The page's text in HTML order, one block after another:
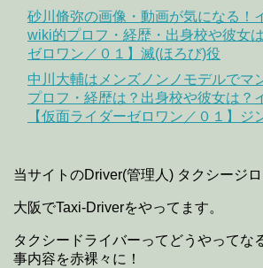
砂川脩弥の画像・動画が気になる！
wiki的プロフ・経歴・出身校や彼女
ゼロワン／０１】滅(ほろび)役
中川大輔はメンズノンノモデルでマ
プロフ・経歴は？出身校や彼女は？
【仮面ライダーゼロワン／０１】ジ
当サイトのDriver(管理人) タクシージロ
大阪でTaxi-Driverをやってます。
タクシードライバーってどうやってな
事内容を赤裸々に！